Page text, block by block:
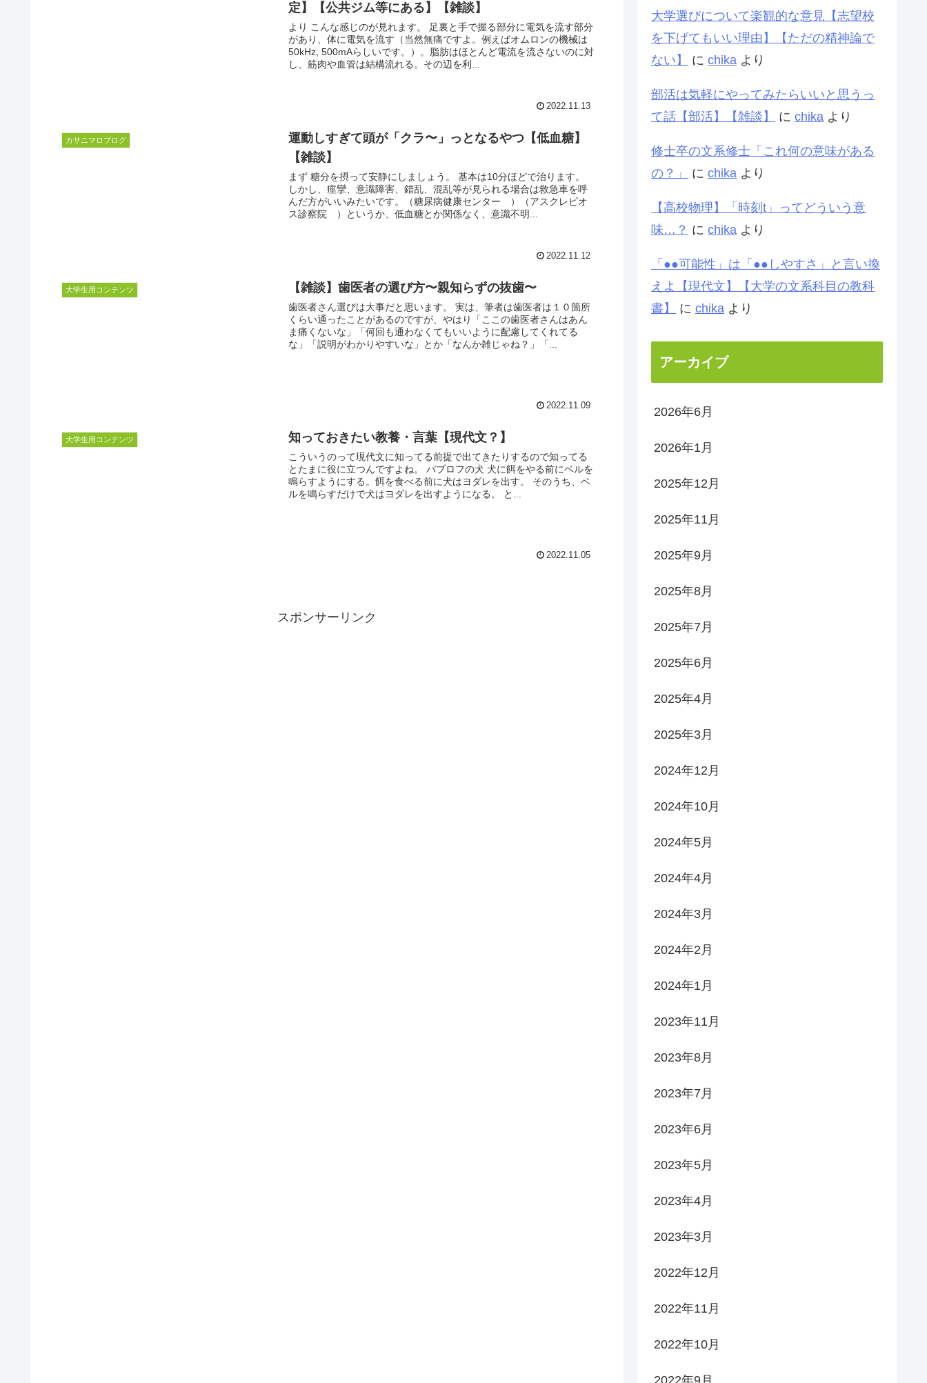
定】【公共ジム等にある】【雑談】
より こんな感じのが見れます。 足裏と手で握る部分に電気を流す部分
があり、体に電気を流す（当然無痛ですよ。例えばオムロンの機械は
50kHz, 500mAらしいです。）。脂肪はほとんど電流を流さないのに対
し、筋肉や血管は結構流れる。その辺を利...
2022.11.13
カサニマロブログ
運動しすぎて頭が「クラ〜」っとなるやつ【低血糖】
【雑談】
まず 糖分を摂って安静にしましょう。 基本は10分ほどで治ります。
しかし、痙攣、意識障害、錯乱、混乱等が見られる場合は救急車を呼
んだ方がいいみたいです。（糖尿病健康センター ）（アスクレピオ
ス診察院 ）というか、低血糖とか関係なく、意識不明...
2022.11.12
大学生用コンテンツ 【雑談】歯医者の選び方〜親知らずの抜歯〜
歯医者さん選びは大事だと思います。 実は、筆者は歯医者は１０箇所
くらい通ったことがあるのですが、やはり「ここの歯医者さんはあん
ま痛くないな」「何回も通わなくてもいいように配慮してくれてる
な」「説明がわかりやすいな」とか「なんか雑じゃね？」「...
2022.11.09
大学生用コンテンツ 知っておきたい教養・言葉【現代文？】
こういうのって現代文に知ってる前提で出てきたりするので知ってる
とたまに役に立つんですよね。 パブロフの犬 犬に餌をやる前にベルを
鳴らすようにする。餌を食べる前に犬はヨダレを出す。 そのうち、ベ
ルを鳴らすだけで犬はヨダレを出すようになる。 と...
2022.11.05
スポンサーリンク
大学選びについて楽観的な意見【志望校
を下げてもいい理由】【ただの精神論で
ない】
に chika より
部活は気軽にやってみたらいいと思うっ
て話【部活】【雑談】
に chika より
修士卒の文系修士「これ何の意味がある
の？」
に chika より
【高校物理】「時刻t」ってどういう意
味…？ に chika より
「●●可能性」は「●●しやすさ」と言い換
えよ【現代文】【大学の文系科目の教科
書】
に chika より
アーカイブ
2026年6月
2026年1月
2025年12月
2025年11月
2025年9月
2025年8月
2025年7月
2025年6月
2025年4月
2025年3月
2024年12月
2024年10月
2024年5月
2024年4月
2024年3月
2024年2月
2024年1月
2023年11月
2023年8月
2023年7月
2023年6月
2023年5月
2023年4月
2023年3月
2022年12月
2022年11月
2022年10月